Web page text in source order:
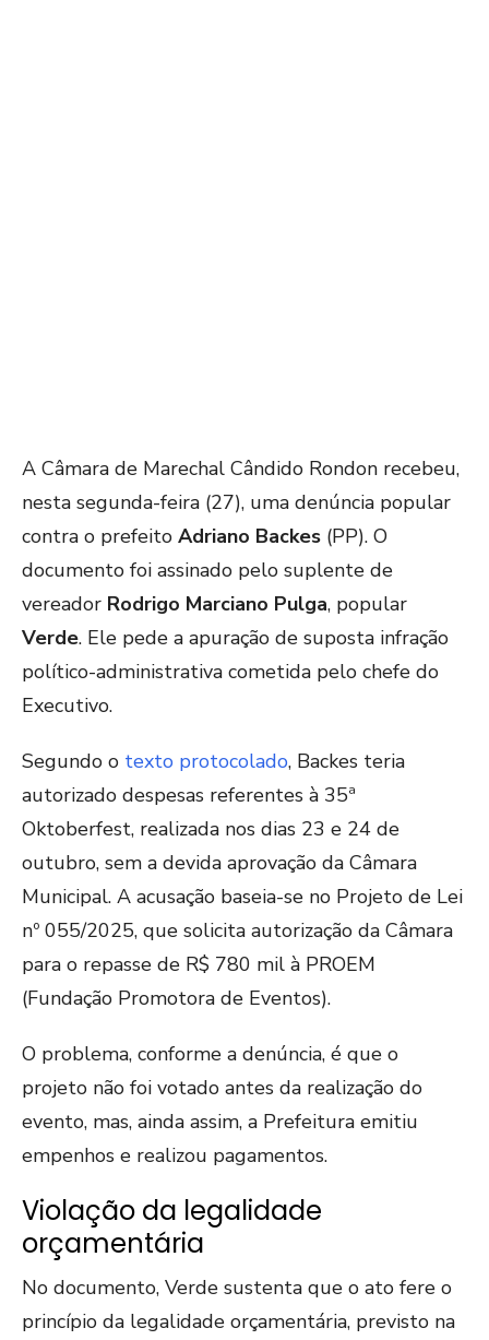
A Câmara de Marechal Cândido Rondon recebeu,
nesta segunda-feira (27), uma denúncia popular
contra o prefeito Adriano Backes (PP). O
documento foi assinado pelo suplente de
vereador Rodrigo Marciano Pulga, popular
Verde. Ele pede a apuração de suposta infração
político-administrativa cometida pelo chefe do
Executivo.
Segundo o texto protocolado, Backes teria
autorizado despesas referentes à 35ª
Oktoberfest, realizada nos dias 23 e 24 de
outubro, sem a devida aprovação da Câmara
Municipal. A acusação baseia-se no Projeto de Lei
nº 055/2025, que solicita autorização da Câmara
para o repasse de R$ 780 mil à PROEM
(Fundação Promotora de Eventos).
O problema, conforme a denúncia, é que o
projeto não foi votado antes da realização do
evento, mas, ainda assim, a Prefeitura emitiu
empenhos e realizou pagamentos.
Violação da legalidade
orçamentária
No documento, Verde sustenta que o ato fere o
princípio da legalidade orçamentária, previsto na